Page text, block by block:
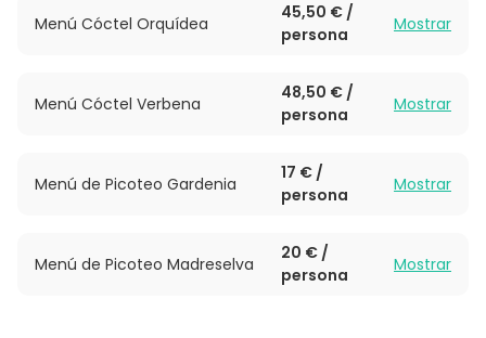
Menú Cóctel Orquídea
45,50 € /
persona
Mostrar
Menú Cóctel Verbena
48,50 € /
persona
Mostrar
Menú de Picoteo Gardenia
17 € /
persona
Mostrar
Menú de Picoteo Madreselva
20 € /
persona
Mostrar